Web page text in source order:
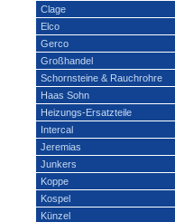
Clage
Elco
Gerco
Großhandel
Schornsteine & Rauchrohre
Haas Sohn
Heizungs-Ersatzteile
Intercal
Jeremias
Junkers
Koppe
Kospel
Künzel